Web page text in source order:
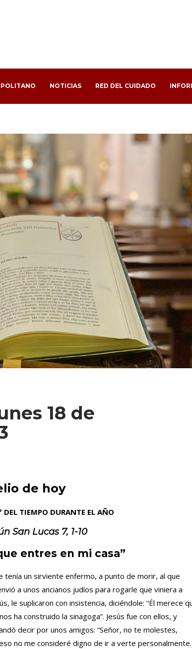
NOTICIAS RED DEL CUIDADO
18 de
de hoy
DEL TIEMPO DURANTE EL AÑO
San Lucas 7, 1-10
entres en mi casa”
tenía un sirviente enfermo, a punto de morir, al que
a unos ancianos judíos para rogarle que viniera a
le suplicaron con insistencia, diciéndole: “Él merece
ha construido la sinagoga”. Jesús fue con ellos, y
decir por unos amigos: “Señor, no te molestes,
no me consideré digno de ir a verte personalmente.